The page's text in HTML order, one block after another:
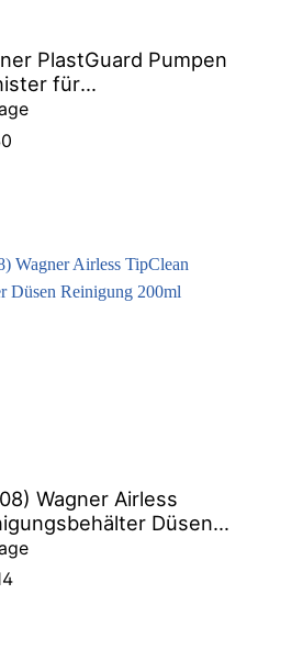
PlastGuard Pumpen
für
Wagner Airless
Düsen